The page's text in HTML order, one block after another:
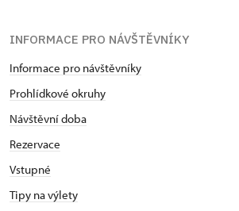
INFORMACE PRO NÁVŠTĚVNÍKY
Informace pro návštěvníky
Prohlídkové okruhy
Návštěvní doba
Rezervace
Vstupné
Tipy na výlety